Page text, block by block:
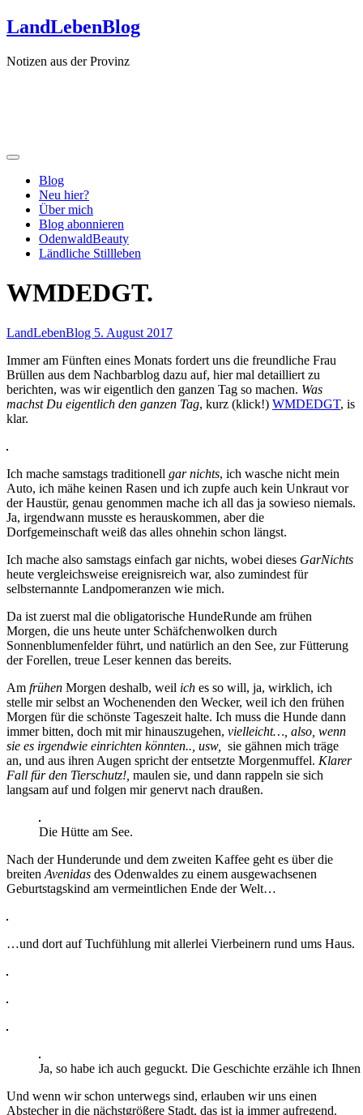
Zum
Inhalt
LandLebenBlog
Notizen aus der Provinz
Blog
Neu hier?
Über mich
Blog abonnieren
OdenwaldBeauty
Ländliche Stillleben
WMDEDGT.
LandLebenBlog 5. August 2017
Immer am Fünften eines Monats fordert uns die freundliche Frau
Brüllen aus dem Nachbarblog dazu auf, hier mal detailliert zu
berichten, was wir eigentlich den ganzen Tag so machen. Was
machst Du eigentlich den ganzen Tag, kurz (klick!) WMDEDGT, is
klar.
Ich mache samstags traditionell gar nichts, ich wasche nicht mein
Auto, ich mähe keinen Rasen und ich zupfe auch kein Unkraut vor
der Haustür, genau genommen mache ich all das ja sowieso niemals.
Ja, irgendwann musste es herauskommen, aber die
Dorfgemeinschaft weiß das alles ohnehin schon längst.
Ich mache also samstags einfach gar nichts, wobei dieses GarNichts
heute vergleichsweise ereignisreich war, also zumindest für
selbsternannte Landpomeranzen wie mich.
Da ist zuerst mal die obligatorische HundeRunde am frühen
Morgen, die uns heute unter Schäfchenwolken durch
Sonnenblumenfelder führt, und natürlich an den See, zur Fütterung
der Forellen, treue Leser kennen das bereits.
Am frühen Morgen deshalb, weil ich es so will, ja, wirklich, ich
stelle mir selbst an Wochenenden den Wecker, weil ich den frühen
Morgen für die schönste Tageszeit halte. Ich muss die Hunde dann
immer bitten, doch mit mir hinauszugehen, vielleicht…, also, wenn
sie es irgendwie einrichten könnten.., usw,
sie gähnen mich träge
an, und aus ihren Augen spricht der entsetzte Morgenmuffel. Klarer
Fall für den Tierschutz!, maulen sie, und dann rappeln sie sich
langsam auf und folgen mir genervt nach draußen.
Die Hütte am See.
Nach der Hunderunde und dem zweiten Kaffee geht es über die
breiten Avenidas des Odenwaldes zu einem ausgewachsenen
Geburtstagskind am vermeintlichen Ende der Welt…
…und dort auf Tuchfühlung mit allerlei Vierbeinern rund ums Haus.
Ja, so habe ich auch geguckt. Die Geschichte erzähle ich
Und wenn wir schon unterwegs sind, erlauben wir uns einen
Abstecher in die nächstgrößere Stadt, das ist ja immer aufregend.